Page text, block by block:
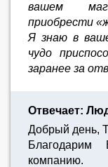
вашем
приобрести
Я знаю в
чудо
заранее за
Отвечает:
Добрый день,
компанию.